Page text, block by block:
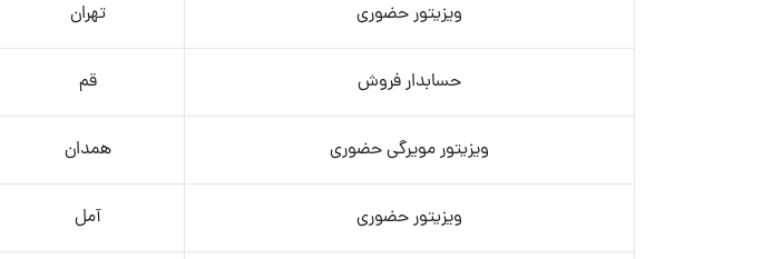
ویزیتور حضوری تهران
حسابدار فروش قم
ویزیتور مویرگی حضوری همدان
ویزیتور حضوری آمل